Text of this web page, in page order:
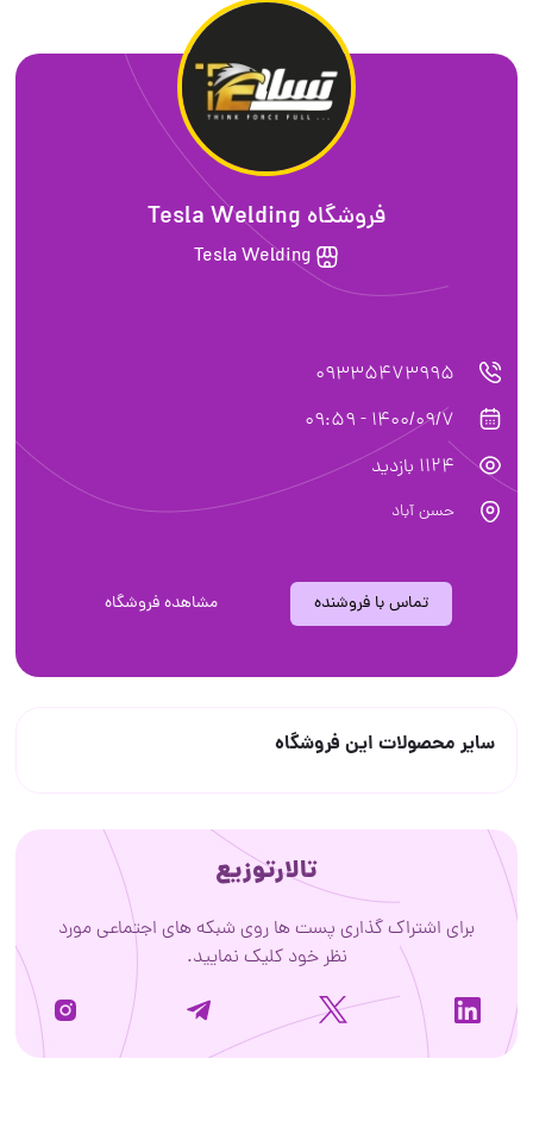
فروشگاه Tesla Welding
Tesla Welding
09335473995
1400/09/7 - 09:59
1124 بازدید
حسن آباد
تماس با فروشنده مشاهده فروشگاه
سایر محصولات این فروشگاه
تالارتوزیع
برای اشتراک گذاری پست ها روی شبکه های اجتماعی مورد
نظر خود کلیک نمایید.